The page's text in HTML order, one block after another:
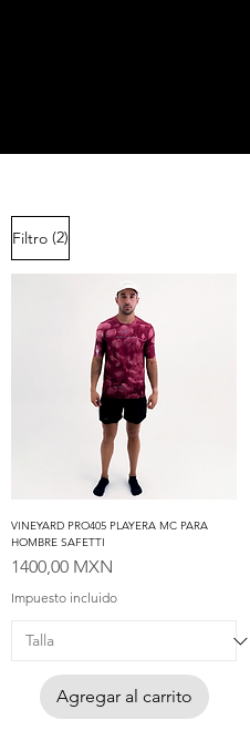
Filtro (2)
VINEYARD PRO405 PLAYERA MC PARA
HOMBRE SAFETTI
Precio
1400,00 MXN
Impuesto incluido
Agregar al carrito